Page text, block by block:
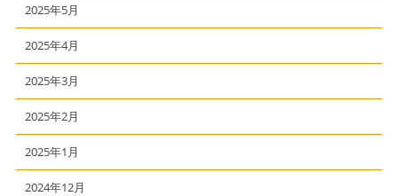
2025年5月
2025年4月
2025年3月
2025年2月
2025年1月
2024年12月